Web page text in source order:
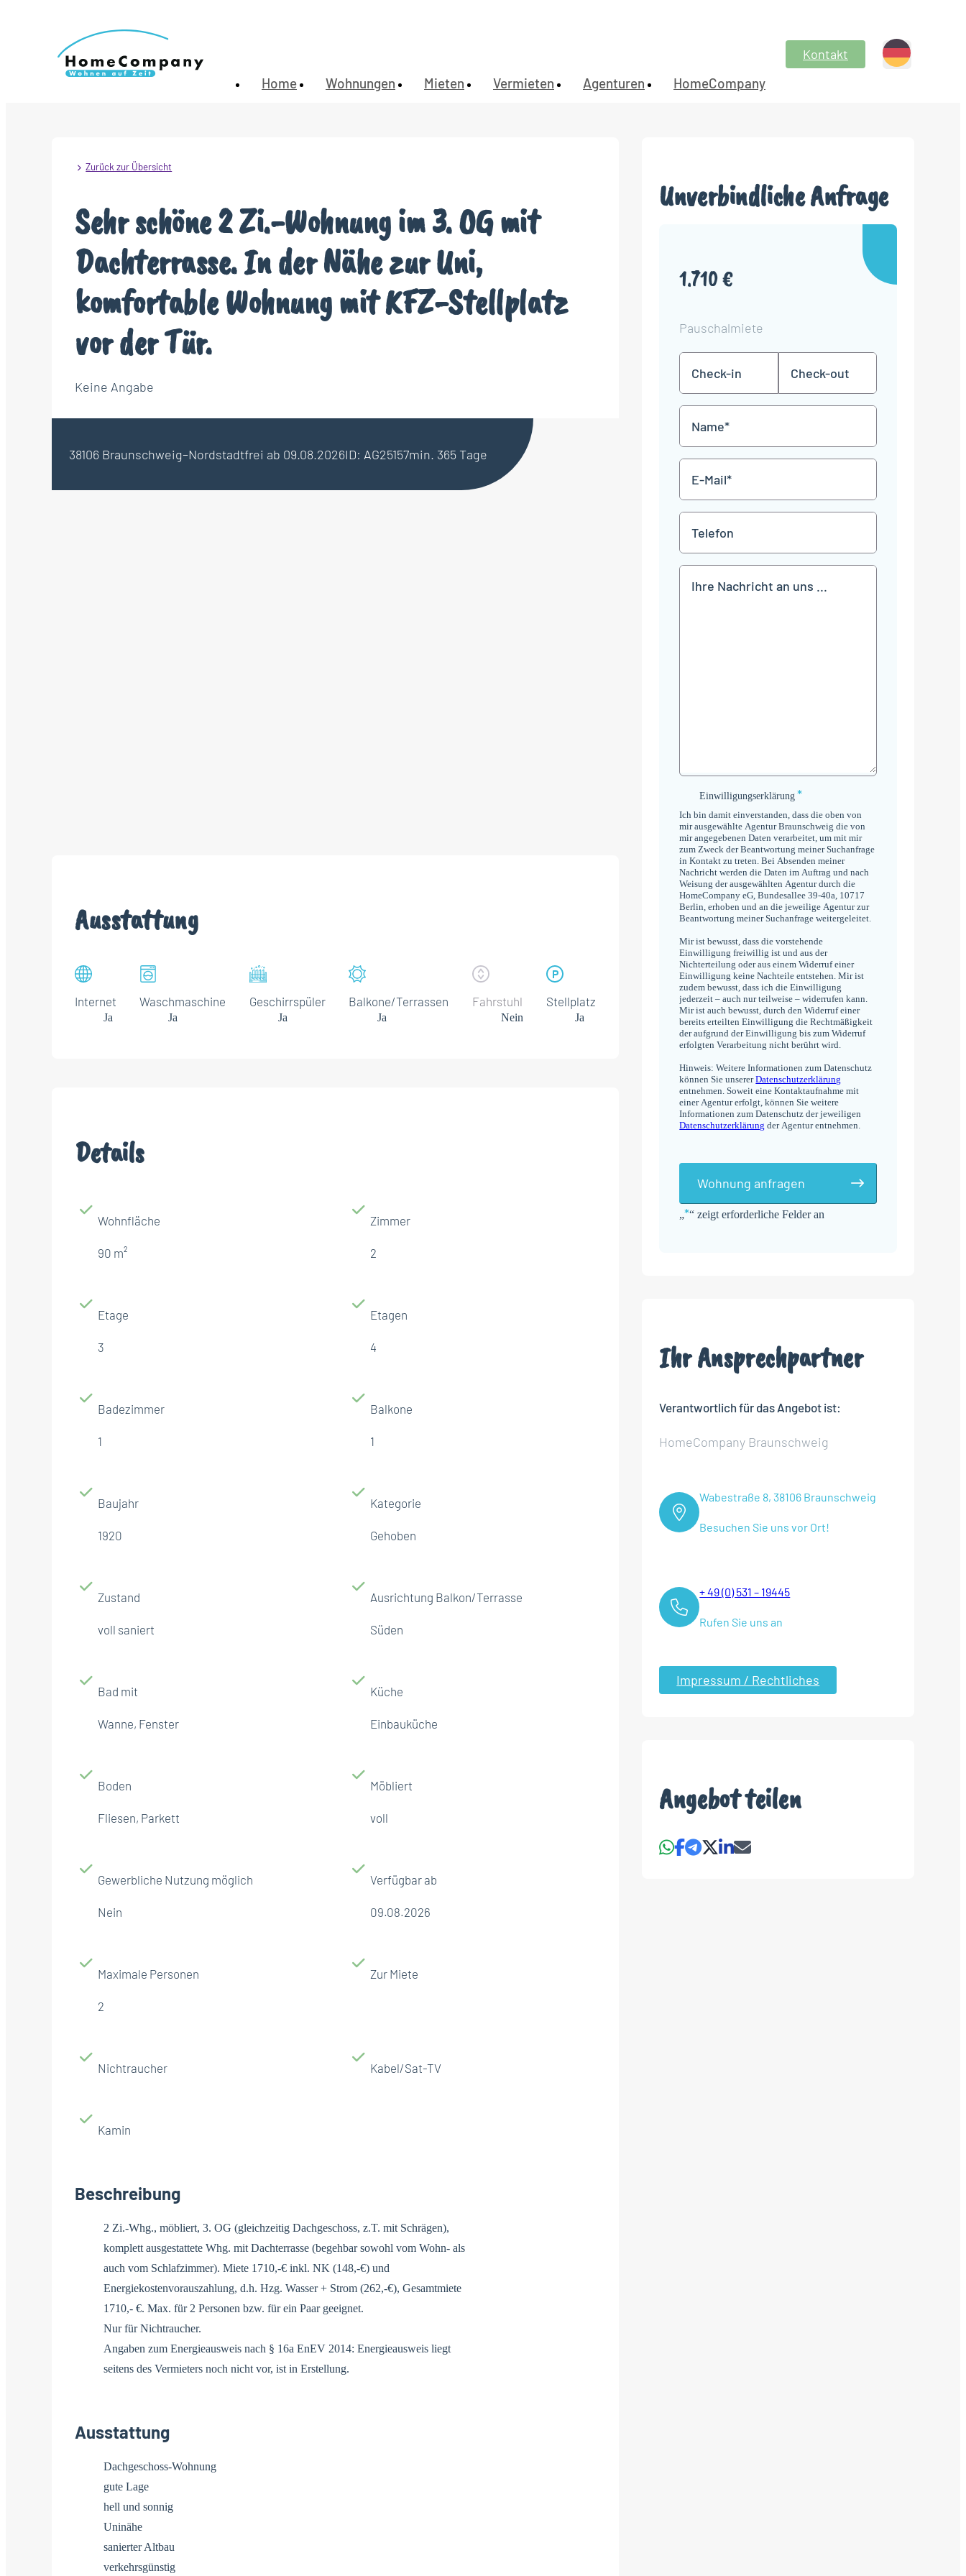
Home Wohnungen Mieten Vermieten Agenturen HomeCompany
Kontakt
Zurück zur Übersicht
Sehr schöne 2 Zi.-Wohnung im 3. OG mit
Dachterrasse. In der Nähe zur Uni,
komfortable Wohnung mit KFZ-Stellplatz
vor der Tür.
Keine Angabe
38106 Braunschweig–Nordstadtfrei ab 09.08.2026ID: AG25157min. 365 Tage
Ausstattung
Internet
Ja
Waschmaschine
Ja
Geschirrspüler
Ja
Balkone/Terrassen
Ja
Fahrstuhl
Nein
Stellplatz
Ja
Details
Wohnfläche
90 m²
Zimmer
2
Etage
3
Etagen
4
Badezimmer
1
Balkone
1
Baujahr
1920
Kategorie
Gehoben
Zustand
voll saniert
Ausrichtung Balkon/Terrasse
Süden
Bad mit
Wanne, Fenster
Küche
Einbauküche
Boden
Fliesen, Parkett
Möbliert
voll
Gewerbliche Nutzung möglich
Nein
Verfügbar ab
09.08.2026
Maximale Personen
2
Zur Miete
Nichtraucher Kabel/Sat-TV
Kamin
Beschreibung
2 Zi.-Whg., möbliert, 3. OG (gleichzeitig Dachgeschoss, z.T. mit Schrägen),
komplett ausgestattete Whg. mit Dachterrasse (begehbar sowohl vom Wohn- als
auch vom Schlafzimmer). Miete 1710,-€ inkl. NK (148,-€) und
Energiekostenvorauszahlung, d.h. Hzg. Wasser + Strom (262,-€), Gesamtmiete
1710,- €. Max. für 2 Personen bzw. für ein Paar geeignet.
Nur für Nichtraucher.
Angaben zum Energieausweis nach § 16a EnEV 2014: Energieausweis liegt
seitens des Vermieters noch nicht vor, ist in Erstellung.
Ausstattung
Dachgeschoss-Wohnung
gute Lage
hell und sonnig
Uninähe
sanierter Altbau
verkehrsgünstig
Unverbindliche Anfrage
1.710 €
Pauschalmiete
„*“ zeigt erforderliche Felder an
in
TT
Punkt
MM
JJJJ
TT
Punkt
MM
Mail
*
Einwilligungserklärung
Einwilligungserklärung *
Ich bin damit einverstanden, dass die oben von
mir ausgewählte Agentur Braunschweig die von
mir angegebenen Daten verarbeitet, um mit mir
zum Zweck der Beantwortung meiner Suchanfrage
in Kontakt zu treten. Bei Absenden meiner
Nachricht werden die Daten im Auftrag und nach
Weisung der ausgewählten Agentur durch die
HomeCompany eG, Bundesallee 39-40a, 10717
Berlin, erhoben und an die jeweilige Agentur zur
Beantwortung meiner Suchanfrage weitergeleitet.
Mir ist bewusst, dass die vorstehende
Einwilligung freiwillig ist und aus der
Nichterteilung oder aus einem Widerruf einer
Einwilligung keine Nachteile entstehen. Mir ist
zudem bewusst, dass ich die Einwilligung
jederzeit – auch nur teilweise – widerrufen kann.
Mir ist auch bewusst, durch den Widerruf einer
bereits erteilten Einwilligung die Rechtmäßigkeit
der aufgrund der Einwilligung bis zum Widerruf
erfolgten Verarbeitung nicht berührt wird.
Hinweis: Weitere Informationen zum Datenschutz
können Sie unsererDatenschutzerklärung
entnehmen. Soweit eine Kontaktaufnahme mit
einer Agentur erfolgt, können Sie weitere
Informationen zum Datenschutz der jeweiligen
Datenschutzerklärung der Agentur entnehmen.
Wohnung anfragen
Ihr Ansprechpartner
Verantwortlich für das Angebot ist:
HomeCompany Braunschweig
Wabestraße 8, 38106 Braunschweig
Besuchen Sie uns vor Ort!
+ 49 (0) 531 – 19445
Rufen Sie uns an
Impressum / Rechtliches
Angebot teilen